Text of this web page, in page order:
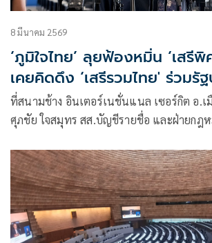
8 มีนาคม 2569
‘ภูมิใจไทย’ ลุยฟ้องหมิ่น ‘เสรีพิ
เคยคิดดึง ‘เสรีรวมไทย' ร่วมรั
ที่สนามช้าง อินเตอร์เนชั่นแนล เซอร์กิต อ.เ
ศุภชัย ใจสมุทร สส.บัญชีรายชื่อ และฝ่ายกฎ
รายชื่อ และหัวหน้าพรรคเสรีรวมไทย